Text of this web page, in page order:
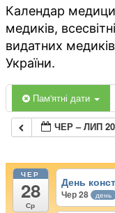
Календар
медиків,
видатних
України.
Пам'ятні дати
ЧЕР – ЛИП
ЧЕР
28
Ср
День
Чер 28 день